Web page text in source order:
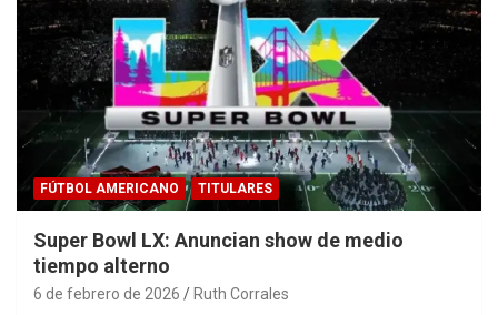
FÚTBOL AMERICANO TITULARES
Super Bowl LX: Anuncian show de medio
tiempo alterno
6 de febrero de 2026 Ruth Corrales